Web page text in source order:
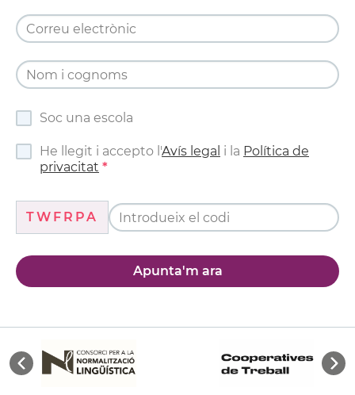
Soc una escola
He llegit i accepto l'Avís legal i la Política de
privacitat
TWFRPA
Apunta'm ara